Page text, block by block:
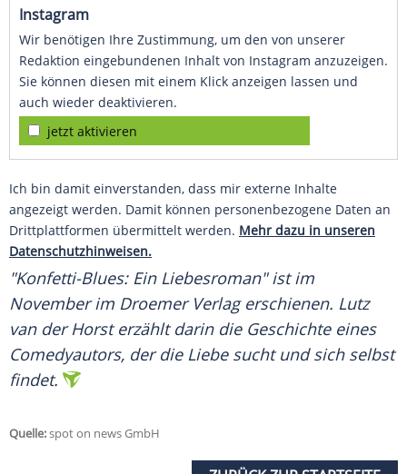
Instagram
Wir benötigen Ihre Zustimmung, um den von unserer
Redaktion eingebundenen Inhalt von Instagram anzuzeigen.
Sie können diesen mit einem Klick anzeigen lassen und
auch wieder deaktivieren.
jetzt aktivieren
Ich bin damit einverstanden, dass mir externe Inhalte
angezeigt werden. Damit können personenbezogene Daten an
Drittplattformen übermittelt werden. Mehr dazu in unseren
Datenschutzhinweisen.
"Konfetti-Blues: Ein Liebesroman" ist im
November im Droemer Verlag erschienen. Lutz
van der Horst erzählt darin die Geschichte eines
Comedyautors, der die Liebe sucht und sich selbst
findet.
Quelle:spot on news GmbH